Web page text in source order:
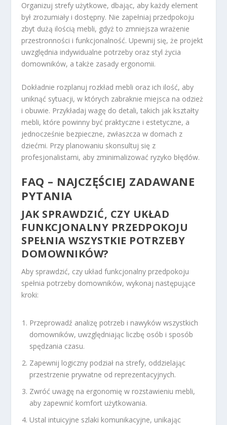
Organizuj strefy użytkowe, dbając, aby każdy element
był zrozumiały i dostępny. Nie zapełniaj przedpokoju
zbyt dużą ilością mebli, gdyż to zmniejsza wrażenie
przestronności i funkcjonalność. Upewnij się, że projekt
uwzględnia indywidualne potrzeby oraz styl życia
domowników, a także zasady ergonomii.
Dokładnie rozplanuj rozkład mebli oraz ich ilość, aby
uniknąć sytuacji, w których zabraknie miejsca na odzież
i obuwie. Przykładaj wagę do detali, takich jak kształty
mebli, które powinny być praktyczne i estetyczne, a
jednocześnie bezpieczne, zwłaszcza w domach z
dziećmi. Przy planowaniu skonsultuj się z
profesjonalistami, aby zminimalizować ryzyko błędów.
FAQ – NAJCZĘŚCIEJ ZADAWANE
PYTANIA
JAK SPRAWDZIĆ, CZY UKŁAD
FUNKCJONALNY PRZEDPOKOJU
SPEŁNIA WSZYSTKIE POTRZEBY
DOMOWNIKÓW?
Aby sprawdzić, czy układ funkcjonalny przedpokoju
spełnia potrzeby domowników, wykonaj następujące
kroki:
Przeprowadź analizę potrzeb i nawyków wszystkich
domowników, uwzględniając liczbę osób i sposób
spędzania czasu.
Zapewnij logiczny podział na strefy, oddzielając
przestrzenie prywatne od reprezentacyjnych.
Zwróć uwagę na ergonomię w rozstawieniu mebli,
aby zapewnić komfort użytkowania.
Ustal intuicyjne szlaki komunikacyjne, unikając